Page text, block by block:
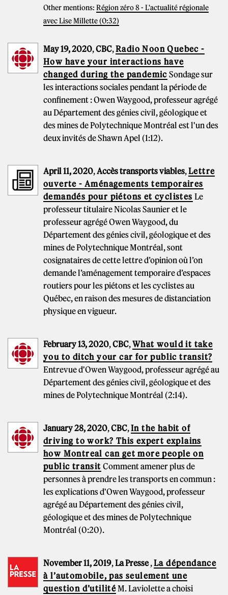
Other mentions: Région zéro 8 - L'actualité régionale
avec Lise Millette (0:32)
May 19, 2020,CBC,Radio Noon Quebec -
How have your interactions have
changed during the pandemic Sondage sur
les interactions sociales pendant la période de
confinement : Owen Waygood, professeur agrégé
au Département des génies civil, géologique et
des mines de Polytechnique Montréal est l'un des
deux invités de Shawn Apel (1:12).
April 11, 2020,Accès transports viables,Lettre
ouverte - Aménagements temporaires
demandés pour piétons et cyclistes Le
professeur titulaire Nicolas Saunier et le
professeur agrégé Owen Waygood, du
Département des génies civil, géologique et des
mines de Polytechnique Montréal, sont
cosignataires de cette lettre d’opinion où l’on
demande l’aménagement temporaire d’espaces
routiers pour les piétons et les cyclistes au
Québec, en raison des mesures de distanciation
physique en vigueur.
February 13, 2020,CBC,What would it take
you to ditch your car for public transit?
Entrevue d'Owen Waygood, professeur agrégé au
Département des génies civil, géologique et des
mines de Polytechnique Montréal (2:14).
January 28, 2020,CBC,In the habit of
driving to work? This expert explains
how Montreal can get more people on
public transit Comment amener plus de
personnes à prendre les transports en commun :
les explications d'Owen Waygood, professeur
agrégé au Département des génies civil,
géologique et des mines de Polytechnique
Montréal (0:20).
November 11, 2019,La Presse,La dépendance
à l’automobile, pas seulement une
question d’utilitéM. Laviolette a choisi